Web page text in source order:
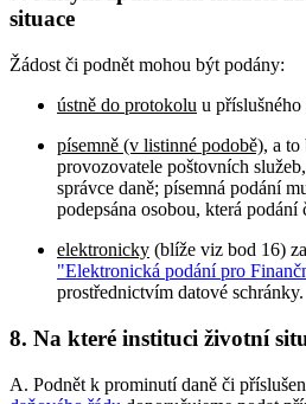
situace
Žádost či podnět mohou být podány:
ústně do protokolu u příslušného
písemně (v listinné podobě), a
provozovatele poštovních
správce daně; písemná podání
podepsána osobou, která podání
elektronicky (blíže viz bod 16)
"Elektronická podání pro
prostřednictvím datové schránky.
8. Na které instituci životní
A. Podnět k prominutí daně či